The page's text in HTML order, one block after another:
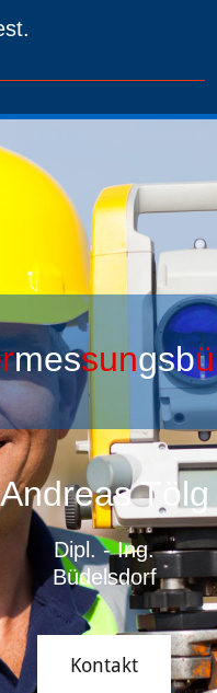
messungsb
Andreas Tölg
Dipl. - Ing.
Büdelsdorf
Kontakt